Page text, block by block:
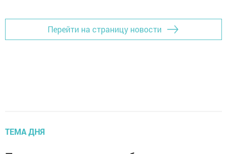
Перейти на страницу новости
ТЕМА ДНЯ